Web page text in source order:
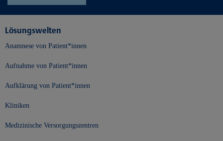
Lösungswelten
Anamnese von Patient*innen
Aufnahme von Patient*innen
Aufklärung von Patient*innen
Kliniken
Medizinische Versorgungszentren